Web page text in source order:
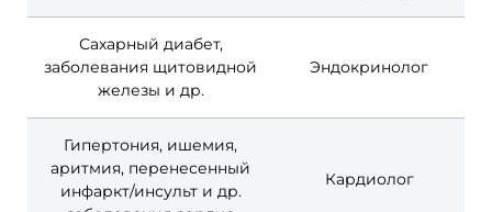
Сахарный диабет,
заболевания щитовидной
железы и др.
Эндокринолог
Гипертония, ишемия,
аритмия, перенесенный
инфаркт/инсульт и др.
Кардиолог